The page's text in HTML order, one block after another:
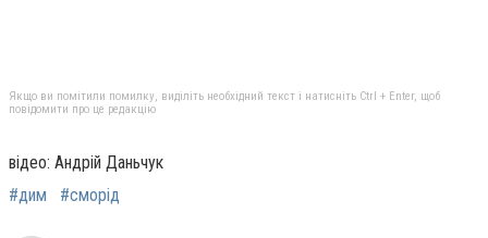
Якщо ви помітили помилку, виділіть необхідний текст і натисніть Ctrl + Enter, щоб
повідомити про це редакцію
відео: Андрій Даньчук
#дим
#сморід